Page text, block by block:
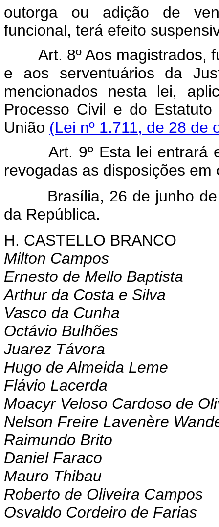
outorga ou adição de
funcional, terá efeito
Art. 8º Aos magistrados,
e aos serventuários da
mencionados nesta lei,
Processo Civil e do
União (Lei nº 1.711, de 28 de
Art. 9º Esta lei entrará
revogadas as disposições em
Brasília, 26 de junho de
da República.
H. CASTELLO BRANCO
Milton Campos
Ernesto de Mello Baptista
Arthur da Costa e Silva
Vasco da Cunha
Octávio Bulhões
Juarez Távora
Hugo de Almeida Leme
Flávio Lacerda
Moacyr Veloso Cardoso de
Nelson Freire Lavenère
Raimundo Brito
Daniel Faraco
Mauro Thibau
Roberto de Oliveira Campos
Osvaldo Cordeiro de Farias